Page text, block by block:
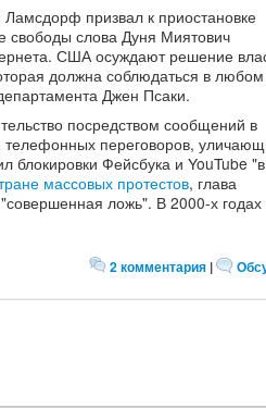
призвал к приостановке
свободы слова Дуня Миятович
США осуждают решение
должна соблюдаться в любом
Джен Псаки.
посредством сообщений в
телефонных переговоров,
блокировки Фейсбука и YouTube "в
массовых протестов, глава
ложь". В 2000-х годах
2 комментария |